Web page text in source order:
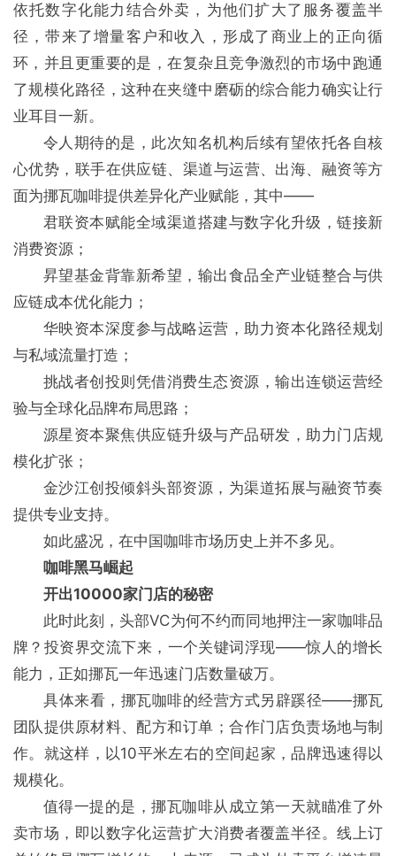
依托数字化能力结合外卖，为他们扩大了服务覆盖半
径，带来了增量客户和收入，形成了商业上的正向循
环，并且更重要的是，在复杂且竞争激烈的市场中跑通
了规模化路径，这种在夹缝中磨砺的综合能力确实让行
业耳目一新。
令人期待的是，此次知名机构后续有望依托各自核
心优势，联手在供应链、渠道与运营、出海、融资等方
面为挪瓦咖啡提供差异化产业赋能，其中——
君联资本赋能全域渠道搭建与数字化升级，链接新
消费资源；
昇望基金背靠新希望，输出食品全产业链整合与供
应链成本优化能力；
华映资本深度参与战略运营，助力资本化路径规划
与私域流量打造；
挑战者创投则凭借消费生态资源，输出连锁运营经
验与全球化品牌布局思路；
源星资本聚焦供应链升级与产品研发，助力门店规
模化扩张；
金沙江创投倾斜头部资源，为渠道拓展与融资节奏
提供专业支持。
如此盛况，在中国咖啡市场历史上并不多见。
咖啡黑马崛起
开出10000家门店的秘密
此时此刻，头部VC为何不约而同地押注一家咖啡品
牌？投资界交流下来，一个关键词浮现——惊人的增长
能力，正如挪瓦一年迅速门店数量破万。
具体来看，挪瓦咖啡的经营方式另辟蹊径——挪瓦
团队提供原材料、配方和订单；合作门店负责场地与制
作。就这样，以10平米左右的空间起家，品牌迅速得以
规模化。
值得一提的是，挪瓦咖啡从成立第一天就瞄准了外
卖市场，即以数字化运营扩大消费者覆盖半径。线上订